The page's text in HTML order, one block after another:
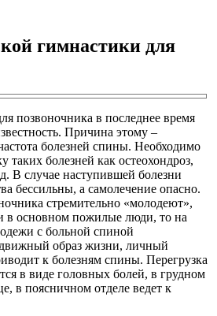
гимнастики для
позвоночника в последнее время
Причина этому –
болезней спины. Необходимо
таких болезней как остеохондроз,
В случае наступившей болезни
бессильны, а самолечение опасно.
стремительно «молодеют»,
в основном пожилые люди, то на
с больной спиной
образ жизни, личный
к болезням спины. Перегрузка
в виде головных болей, в грудном
в поясничном отделе ведет к